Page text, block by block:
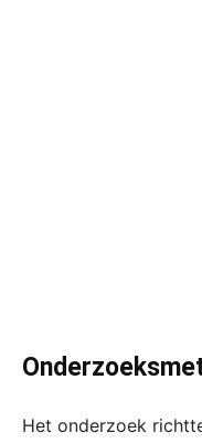
Het onderzoek